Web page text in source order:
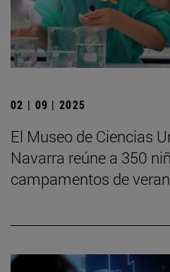
02 | 09 | 2025
El Museo de Ciencias
Navarra reúne a 350
campamentos de